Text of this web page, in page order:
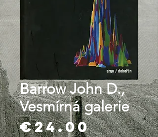
Barrow John D.,
Vesmírná galerie
€24.00Price